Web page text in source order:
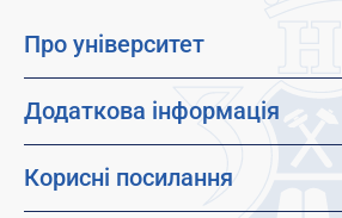
Про університет
Місія, візія та цінності
Факультети
Додаткова інформація
Дистанційне навчання
Корисні посилання